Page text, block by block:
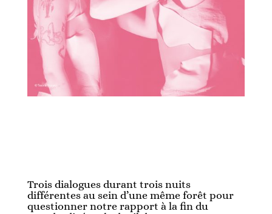
Trois dialogues durant trois nuits
différentes au sein d’une même forêt pour
questionner notre rapport à la fin du